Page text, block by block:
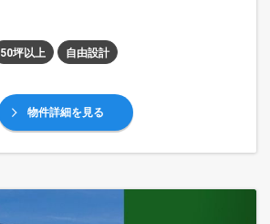
50坪以上 自由設計
物件詳細を見る